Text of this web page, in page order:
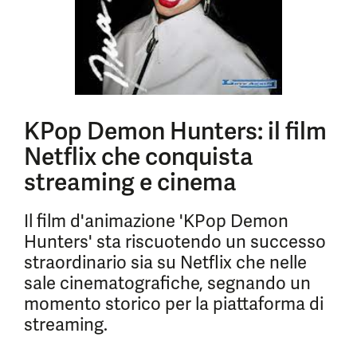
KPop Demon Hunters: il film
Netflix che conquista
streaming e cinema
Il film d'animazione 'KPop Demon
Hunters' sta riscuotendo un successo
straordinario sia su Netflix che nelle
sale cinematografiche, segnando un
momento storico per la piattaforma di
streaming.